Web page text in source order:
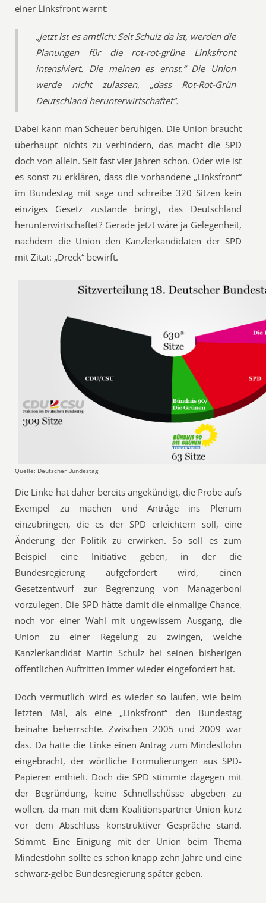
einer Linksfront warnt:
„Jetzt ist es amtlich: Seit Schulz da ist, werden die
Planungen für die rot-rot-grüne Linksfront
intensiviert. Die meinen es ernst.“ Die Union
werde nicht zulassen, „dass Rot-Rot-Grün
Deutschland herunterwirtschaftet“.
Dabei kann man Scheuer beruhigen. Die Union braucht
überhaupt nichts zu verhindern, das macht die SPD
doch von allein. Seit fast vier Jahren schon. Oder wie ist
es sonst zu erklären, dass die vorhandene „Linksfront“
im Bundestag mit sage und schreibe 320 Sitzen kein
einziges Gesetz zustande bringt, das Deutschland
herunterwirtschaftet? Gerade jetzt wäre ja Gelegenheit,
nachdem die Union den Kanzlerkandidaten der SPD
mit Zitat: „Dreck“ bewirft.
Quelle: Deutscher Bundestag
Die Linke hat daher bereits angekündigt, die Probe aufs
Exempel zu machen und Anträge ins Plenum
einzubringen, die es der SPD erleichtern soll, eine
Änderung der Politik zu erwirken. So soll es zum
Beispiel eine Initiative geben, in der die
Bundesregierung aufgefordert wird, einen
Gesetzentwurf zur Begrenzung von Managerboni
vorzulegen. Die SPD hätte damit die einmalige Chance,
noch vor einer Wahl mit ungewissem Ausgang, die
Union zu einer Regelung zu zwingen, welche
Kanzlerkandidat Martin Schulz bei seinen bisherigen
öffentlichen Auftritten immer wieder eingefordert hat.
Doch vermutlich wird es wieder so laufen, wie beim
letzten Mal, als eine „Linksfront“ den Bundestag
beinahe beherrschte. Zwischen 2005 und 2009 war
das. Da hatte die Linke einen Antrag zum Mindestlohn
eingebracht, der wörtliche Formulierungen aus SPD-
Papieren enthielt. Doch die SPD stimmte dagegen mit
der Begründung, keine Schnellschüsse abgeben zu
wollen, da man mit dem Koalitionspartner Union kurz
vor dem Abschluss konstruktiver Gespräche stand.
Stimmt. Eine Einigung mit der Union beim Thema
Mindestlohn sollte es schon knapp zehn Jahre und eine
schwarz-gelbe Bundesregierung später geben.